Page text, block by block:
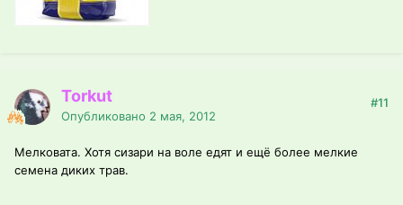
Torkut
Опубликовано 2 мая, 2012
#11
Мелковата. Хотя сизари на воле едят и ещё более мелкие
семена диких трав.